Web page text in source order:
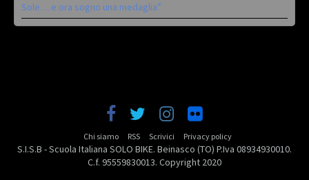
Sole… e ora sogno una medaglia”
Chi siamo RSS Scrivici Privacy policy
S.I.S.B - Scuola Italiana SOLO BIKE. Beinasco (TO) P.Iva 08934930010.
C.f. 95559830013. Copyright 2020